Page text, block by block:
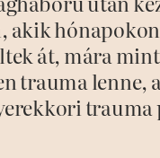
hónapokon
át, mára
trauma lenne,
trauma